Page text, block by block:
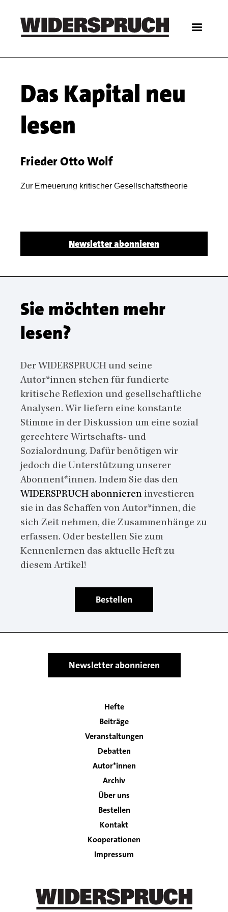
content
navigation
Das Kapital neu
lesen
Frieder Otto Wolf
Body
Zur Erneuerung kritischer Gesellschaftstheorie
Newsletter abonnieren
Sie möchten mehr
lesen?
Der WIDERSPRUCH und seine
Autor*innen stehen für fundierte
kritische Reflexion und gesellschaftliche
Analysen. Wir liefern eine konstante
Stimme in der Diskussion um eine sozial
gerechtere Wirtschafts- und
Sozialordnung. Dafür benötigen wir
jedoch die Unterstützung unserer
Abonnent*innen. Indem Sie das den
WIDERSPRUCH abonnieren investieren
sie in das Schaffen von Autor*innen, die
sich Zeit nehmen, die Zusammenhänge zu
erfassen. Oder bestellen Sie zum
Kennenlernen das aktuelle Heft zu
diesem Artikel!
Bestellen
Main
navigation
Hefte
Beiträge
Veranstaltungen
Debatten
Autor*innen
Archiv
Über uns
Bestellen
Footer
Kontakt
Kooperationen
Impressum
Newsletter abonnieren